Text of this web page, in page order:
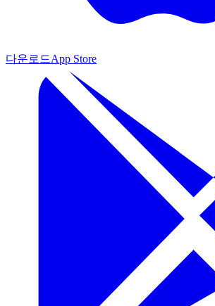
다운로드App Store